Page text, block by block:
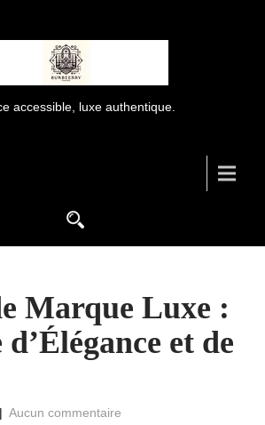
accessible, luxe authentique.
Marque Luxe :
et de
| Aucun commentaire